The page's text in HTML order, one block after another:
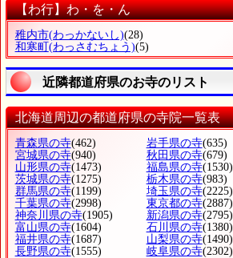
【わ行】わ・を・ん
稚内市(わっかないし)(28)
和寒町(わっさむちょう)(5)
近隣都道府県のお寺のリスト
北海道周辺の都道府県の寺院一覧表
青森県の寺(462) 岩手県の寺(635)
宮城県の寺(940) 秋田県の寺(679)
山形県の寺(1473) 福島県の寺(1530)
茨城県の寺(1275) 栃木県の寺(983)
群馬県の寺(1199) 埼玉県の寺(2225)
千葉県の寺(2998) 東京都の寺(2887)
神奈川県の寺(1905) 新潟県の寺(2795)
富山県の寺(1604) 石川県の寺(1380)
福井県の寺(1687) 山梨県の寺(1490)
長野県の寺(1555) 岐阜県の寺(2302)